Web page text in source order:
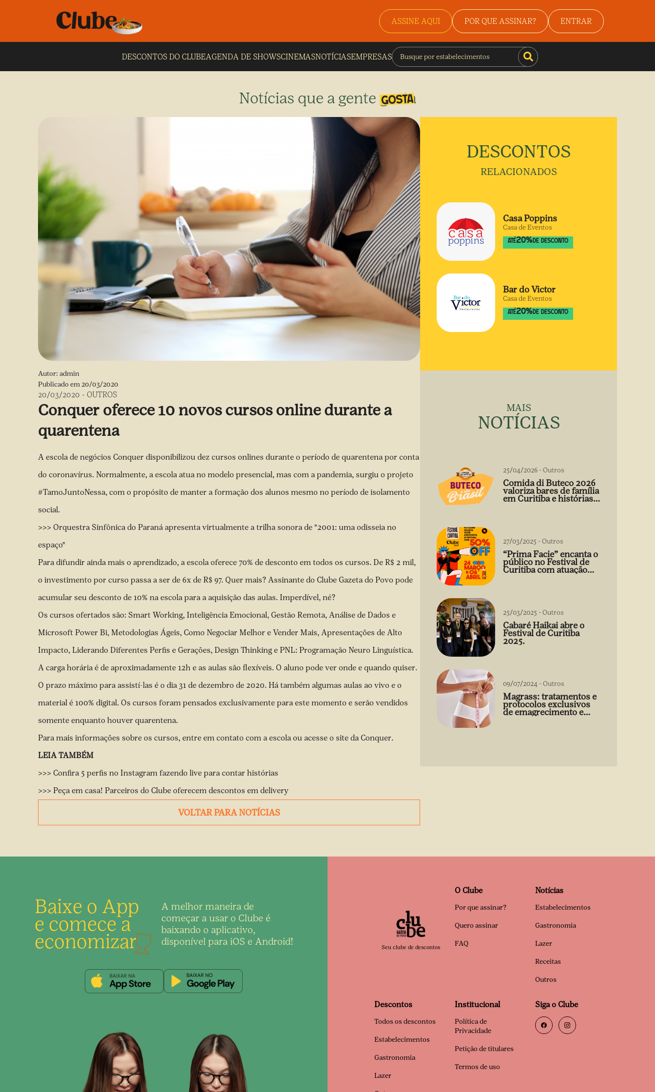
ASSINE AQUI POR QUE ASSINAR? ENTRAR
DESCONTOS DO CLUBEAGENDA DE SHOWSCINEMASNOTÍCIASEMPRESAS
Notícias que a gente gosta
Autor: admin
Publicado em20/03/2020
20/03/2020 - OUTROS
Conquer oferece 10 novos cursos online durante a
quarentena
A escola de negócios Conquer disponibilizou dez cursos onlines durante o período de quarentena por conta
do coronavírus. Normalmente, a escola atua no modelo presencial, mas com a pandemia, surgiu o projeto
#TamoJuntoNessa, com o propósito de manter a formação dos alunos mesmo no período de isolamento
social.
>>> Orquestra Sinfônica do Paraná apresenta virtualmente a trilha sonora de "2001: uma odisseia no
espaço"
Para difundir ainda mais o aprendizado, a escola oferece 70% de desconto em todos os cursos. De R$ 2 mil,
o investimento por curso passa a ser de 6x de R$ 97. Quer mais? Assinante do Clube Gazeta do Povo pode
acumular seu desconto de 10% na escola para a aquisição das aulas. Imperdível, né?
Os cursos ofertados são: Smart Working, Inteligência Emocional, Gestão Remota, Análise de Dados e
Microsoft Power Bi, Metodologias Ágeis, Como Negociar Melhor e Vender Mais, Apresentações de Alto
Impacto, Liderando Diferentes Perfis e Gerações, Design Thinking e PNL: Programação Neuro Linguística.
A carga horária é de aproximadamente 12h e as aulas são flexíveis. O aluno pode ver onde e quando quiser.
O prazo máximo para assistí-las é o dia 31 de dezembro de 2020. Há também algumas aulas ao vivo e o
material é 100% digital. Os cursos foram pensados exclusivamente para este momento e serão vendidos
somente enquanto houver quarentena.
Para mais informações sobre os cursos, entre em contato com a escola ou acesse o site da Conquer.
LEIA TAMBÉM
>>> Confira 5 perfis no Instagram fazendo live para contar histórias
>>> Peça em casa! Parceiros do Clube oferecem descontos em delivery
VOLTAR PARA NOTÍCIAS
DESCONTOS
RELACIONADOS
Casa Poppins
Casa de Eventos
ATÉ20%DE DESCONTO
Bar do Victor
Casa de Eventos
ATÉ20%DE DESCONTO
MAIS
NOTÍCIAS
25/04/2026 -Outros
Comida di Buteco 2026
valoriza bares de família
em Curitiba e histórias
27/03/2025 -Outros
“Prima Facie” encanta o
público no Festival de
Curitiba com atuação
arrebatadora de Débora
25/03/2025 -Outros
Cabaré Haikai abre o
Festival de Curitiba
2025.
09/07/2024 -Outros
Magrass: tratamentos e
protocolos exclusivos
de emagrecimento e
estética sem uso de
Baixe o App
e comece a
economizar
A melhor maneira de
começar a usar o Clube é
baixando o aplicativo,
disponível para iOS e Android!
Seu clube de descontos
O Clube
Por que assinar?
Quero assinar
FAQ
Notícias
Estabelecimentos
Gastronomia
Lazer
Receitas
Outros
Descontos
Todos os descontos
Estabelecimentos
Gastronomia
Lazer
Institucional
Política de
Privacidade
Petição de titulares
Termos de uso
Siga o Clube